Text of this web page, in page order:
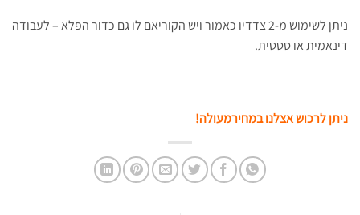
ניתן לשימוש מ-2 צדדיו כאמור ויש הקוריאם לו גם כדור הפלא – לעבודה
דינאמית או סטטית.
ניתן לרכוש אצלנו במחירמעולה!